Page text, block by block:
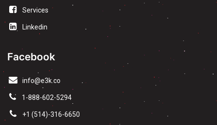
Facebook
info@e3k.co
1-888-602-5294
​+1 (514)-316-6650
Services
Linkedin